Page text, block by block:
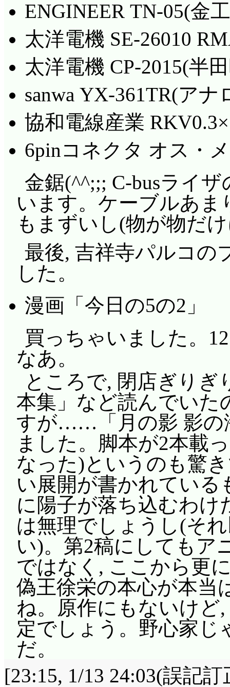
ENGINEER TN-05(金
太洋電機 SE-26010
太洋電機 CP-2015(半
sanwa YX-361TR(ア
協和電線産業
6pinコネクタ オス・
金鋸(^^;;; C-busライ
います。ケーブルあ
もまずいし(物が物だ
最後, 吉祥寺パルコの
した。
漫画「今日の5の2」
買っちゃいました。
なあ。
ところで, 閉店ぎりぎ
本集」など読んでい
すが……「月の影 影の
ました。脚本が2本載
なった)というのも驚
い展開が書かれている
に陽子が落ち込むわけ
は無理でしょうし(そ
い)。第2稿にしてもア
ではなく, ここから更
偽王徐栄の本心が本当
ね。原作にもないけど
定でしょう。野心家じ
だ。
[23:15, 1/13 24:03(誤記